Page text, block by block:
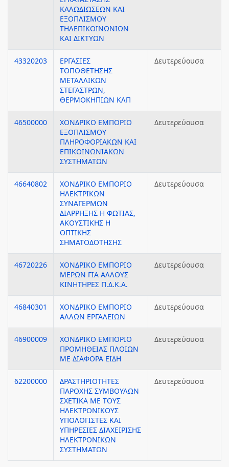
ΚΑΛΩΔΙΩΣΕΩΝ ΚΑΙ
ΕΞΟΠΛΙΣΜΟΥ
ΤΗΛΕΠΙΚΟΙΝΩΝΙΩΝ
ΚΑΙ ΔΙΚΤΥΩΝ
43320203
ΕΡΓΑΣΙΕΣ
ΤΟΠΟΘΕΤΗΣΗΣ
ΜΕΤΑΛΛΙΚΩΝ
ΣΤΕΓΑΣΤΡΩΝ,
ΘΕΡΜΟΚΗΠΙΩΝ ΚΛΠ
Δευτερεύουσα
46500000
ΧΟΝΔΡΙΚΟ ΕΜΠΟΡΙΟ
ΕΞΟΠΛΙΣΜΟΥ
ΠΛΗΡΟΦΟΡΙΑΚΩΝ ΚΑΙ
ΕΠΙΚΟΙΝΩΝΙΑΚΩΝ
ΣΥΣΤΗΜΑΤΩΝ
Δευτερεύουσα
46640802
ΧΟΝΔΡΙΚΟ ΕΜΠΟΡΙΟ
ΗΛΕΚΤΡΙΚΩΝ
ΣΥΝΑΓΕΡΜΩΝ
ΔΙΑΡΡΗΞΗΣ Η ΦΩΤΙΑΣ,
ΑΚΟΥΣΤΙΚΗΣ Η
ΟΠΤΙΚΗΣ
ΣΗΜΑΤΟΔΟΤΗΣΗΣ
Δευτερεύουσα
46720226
ΧΟΝΔΡΙΚΟ ΕΜΠΟΡΙΟ
ΜΕΡΩΝ ΓΙΑ ΑΛΛΟΥΣ
ΚΙΝΗΤΗΡΕΣ Π.Δ.Κ.Α.
Δευτερεύουσα
46840301
ΧΟΝΔΡΙΚΟ ΕΜΠΟΡΙΟ
ΑΛΛΩΝ ΕΡΓΑΛΕΙΩΝ
Δευτερεύουσα
46900009
ΧΟΝΔΡΙΚΟ ΕΜΠΟΡΙΟ
ΠΡΟΜΗΘΕΙΑΣ ΠΛΟΙΩΝ
ΜΕ ΔΙΑΦΟΡΑ ΕΙΔΗ
Δευτερεύουσα
62200000
ΔΡΑΣΤΗΡΙΟΤΗΤΕΣ
ΠΑΡΟΧΗΣ ΣΥΜΒΟΥΛΩΝ
ΣΧΕΤΙΚΑ ΜΕ ΤΟΥΣ
ΗΛΕΚΤΡΟΝΙΚΟΥΣ
ΥΠΟΛΟΓΙΣΤΕΣ ΚΑΙ
ΥΠΗΡΕΣΙΕΣ ΔΙΑΧΕΙΡΙΣΗΣ
ΗΛΕΚΤΡΟΝΙΚΩΝ
ΣΥΣΤΗΜΑΤΩΝ
Δευτερεύουσα